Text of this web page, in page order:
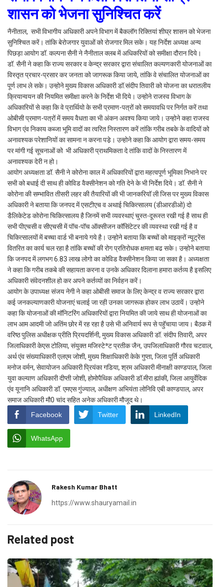
शासन को भेजना सुनिश्चित करें
नैनीताल, सभी विभागीय अधिकारी अपने विभाग में बैकलॉग रिक्तियां शीघ्र शासन को भेजना
सुनिश्चित करें। तांकि बेरोजगार युवाओं को रोजगार मिल सके। यह निर्देश अध्यक्ष अन्य
पिछड़ा आयोग डॉ. कल्पना सैनी ने नैनीताल क्लब में अधिकरियों को समीक्षा दौरान दिये।
डॉ. सैनी ने कहा कि राज्य सरकार व केन्द्र सरकार द्वारा संचालित कल्यणकारी योजनाओं का
विस्तृत प्रचार-प्रसार कर जनता को जागरूक किया जाये, तांकि वे संचालित योजनाओं का
पूर्ण लाभ ले सके। उन्होने मुख्य विकास अधिकारी डॉ.संदीप तिवारी को योजना का धरातलीय
क्रियान्वयन की नियमित समीक्षा करने के निर्देश भी दिये। उन्होने राजस्व विभाग के
अधिकारियों से कहा कि वे प्रार्थियो के सभी प्रमाण-पत्रों को समयावधि पर निर्गत करें तथा
ओबीसी प्रमाण-पत्रों में समय वैधता का भी अंकन अवश्य किया जाये। उन्होने कहा राजस्व
विभाग एंव निकाय कब्जा भूमि वादों का त्वरित निस्तारण करें तांकि गरीब तबके के वादियों को
अनावश्यक परेशानियों का सामना न करना पडे़। उन्होने कहा कि आयोग द्वारा समय-समय
पर मांगी गई सूचनाओं को भी अधिकारी प्राथमिकता दे तांकि वादों के निस्तारण में
अनावश्यक देरी न हो।
आयोग अध्यक्षता डॉ. सैनी ने कोरोना काल में अधिकारियों द्वारा महत्वपूर्ण भूमिका निभाने पर
सभी को बधाई दी साथ ही कोविड वैक्सीनेशन को गति देने के भी निर्देश दिये। डॉ. सैनी ने
कोरोना की सम्भावित तीसरी लहर की तैयारियों की भी जानकरियॉ ली जिस पर मुख्य विकास
अधिकारी ने बताया कि जनपद में एसटीएच व अथाई चिकित्सालय (डीआरडीओ) दो
डैलिकेटेड कोरोना चिकित्सालय है जिनमें सभी व्यवस्थाएं चुस्त-दूरूस्त रखी गई है साथ ही
सभी पीएचसी व सीएचसी में पॉच-पॉच ऑक्सीजन कॉसिंटेटर की व्यवस्था रखी गई है व
चिकित्सालयों में बच्चा वार्ड भी बनाये गये है। उन्होने बताया कि बच्चों को माइक्रों न्यूट्रेंस
वितरित का कार्य चल रहा है तांकि बच्चों की रोग प्रतिरोधक क्षमता बढ सके। उन्होने बताया
कि जनपद में लगभग 6.83 लाख लोगो का कोविड वैक्सीनेशन किया जा सका है। अध्यक्षता
ने कहा कि गरीब तकबे की सहायता करना व उनके अधिकार दिलाना हमारा कर्तव्य है इसलिए
अधिकारी संवेदनशील हो कर अपने कर्तव्यों का निर्वहन करें।
आयोग के उपाध्यक्ष संजय नेगी ने कहा ओबीसी समाज के लिए केन्द्र व राज्य सरकार द्वारा
कई जनकल्याणकारी योजनाएं चलाई जा रही उनका जागरूक होकर लाभ उठायें। उन्होने
कहा कि योजनाओं की मॉनिटरिंग अधिकारियों द्वारा नियमित की जाये साथ ही योजनाओं का
लाभ आम आदमी जो अतिंम छोर में रह रहा है उसे भी अनिवार्य रूप से पहुॅचाया जाय। बैठक में
वरिष्ठ पुलिस अधीक्षक प्रीति प्रियदर्शिनी, मुख्य विकास अधिकारी डॉ. संदीप तिवारी, अपर
जिलाधिकारी केएस टोलिया, संयुक्त मजिस्टेªट प्रतीक जैन, उपजिलाधिकारी गौरव चटवाल,
अर्थ एंव संख्याधिकारी एलएम जोशी, मुख्य शिक्षाधिकारी केके गुप्ता, जिला पूर्ति अधिकारी
मनोज वर्मन, सेवायोजन अधिकारी प्रियंका गडिया, श्रम अधिकारी मीनाक्षी काण्डपाल, जिला
युवा कल्याण अधिकारी दीप्ती जोशी, होमोपैथिक अधिकारी डॉ.मीरा ह्यांकी, जिला आयुर्वेदिक
एंव यूनानि अधिकारी डॉ. एमएस गुंज्याल, अधीक्षण अभियंता लोनिवि एबी काण्डपाल, अपर
समाज अधिकारी मौ0 चांद सहित अनेक अधिकारी मौजूद थे।
Facebook
Twitter LinkedIn
WhatsApp
Rakesh Kumar Bhatt
https://www.shauryamail.in
Related post